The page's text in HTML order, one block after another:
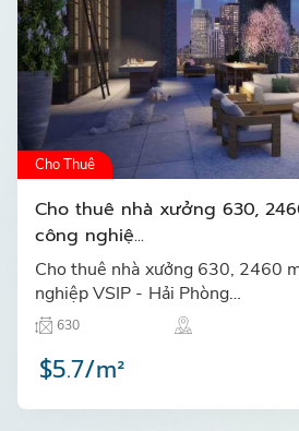
Cho Thuê
Cho thuê nhà xưởng 630,
công nghiệ...
Cho thuê nhà xưởng 630, 2460
nghiệp VSIP - Hải Phòng…
630
$5.7/m²